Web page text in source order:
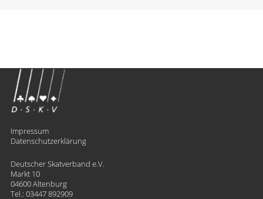
Impressum
Datenschutzerklärung
Deutscher Skatverband e.V.
Markt 10
04600 Altenburg
Tel.: 03447 892909